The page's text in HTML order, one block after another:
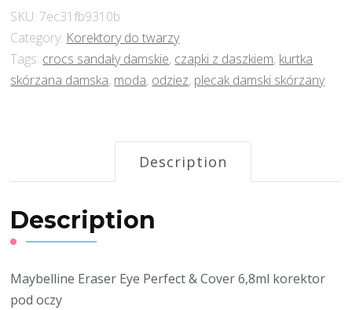
SKU: 7ec31fb9310b
Category: Korektory do twarzy
Tags: crocs sandały damskie, czapki z daszkiem, kurtka
skórzana damska, moda, odziez, plecak damski skórzany
Description
Description
Maybelline Eraser Eye Perfect & Cover 6,8ml korektor
pod oczy